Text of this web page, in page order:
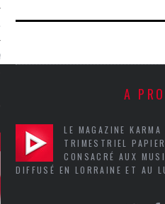
A
LE MAGAZINE
TRIMESTRIEL
CONSACRÉ AUX
DIFFUSÉ EN LORRAINE ET AU